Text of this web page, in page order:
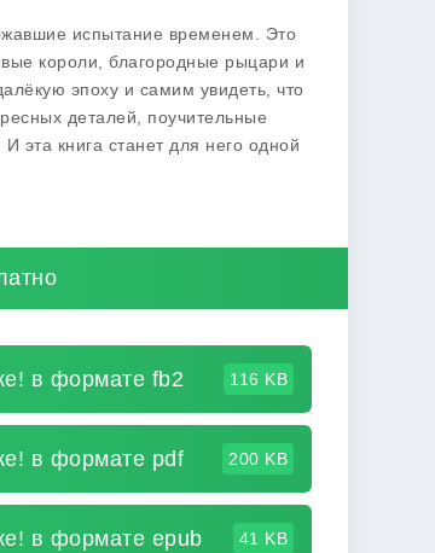
испытание временем. Это
короли, благородные рыцари и
эпоху и самим увидеть, что
деталей, поучительные
эта книга станет для него одной
в формате fb2 116 KB
в формате pdf 200 KB
в формате epub 41 KB